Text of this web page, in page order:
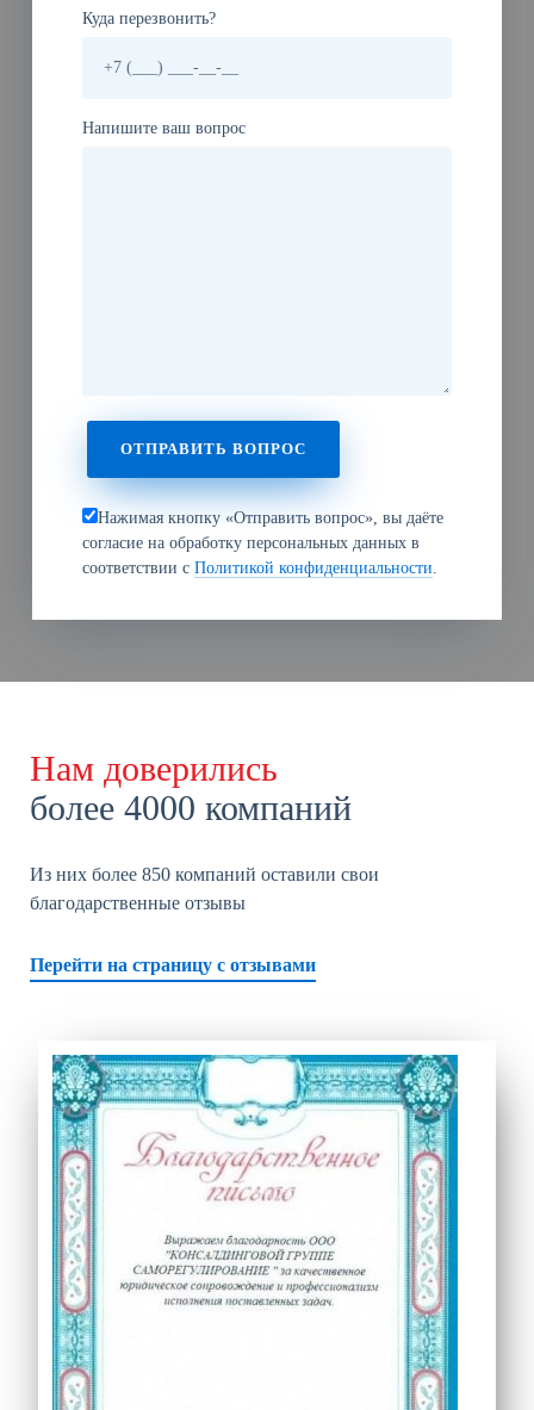
Куда перезвонить?
Напишите ваш вопрос
Нажимая кнопку «Отправить вопрос», вы даёте
согласие на обработку персональных данных в
соответствии с Политикой конфиденциальности.
Нам доверились
более 4000 компаний
Из них более 850 компаний оставили свои
благодарственные отзывы
Перейти на страницу с отзывами